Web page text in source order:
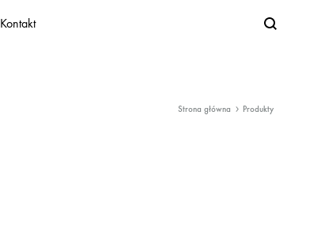
Kontakt Search
Strona główna Produkty